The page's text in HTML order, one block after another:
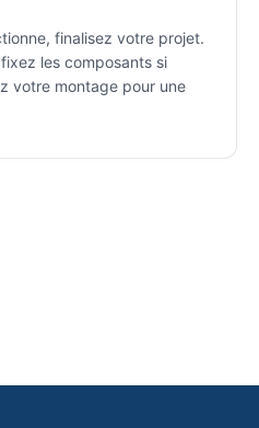
finalisez votre projet.
les composants si
votre montage pour une